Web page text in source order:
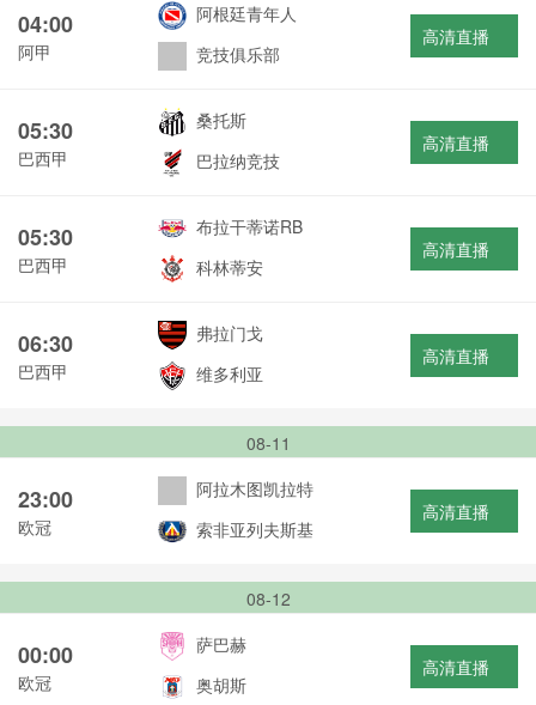
04:00
阿甲
阿根廷青年人
竞技俱乐部
高清直播
05:30
巴西甲
桑托斯
巴拉纳竞技
高清直播
05:30
巴西甲
布拉干蒂诺RB
科林蒂安
高清直播
06:30
巴西甲
弗拉门戈
维多利亚
高清直播
08-11
23:00
欧冠
阿拉木图凯拉特
索非亚列夫斯基
高清直播
08-12
00:00
欧冠
萨巴赫
奥胡斯
高清直播